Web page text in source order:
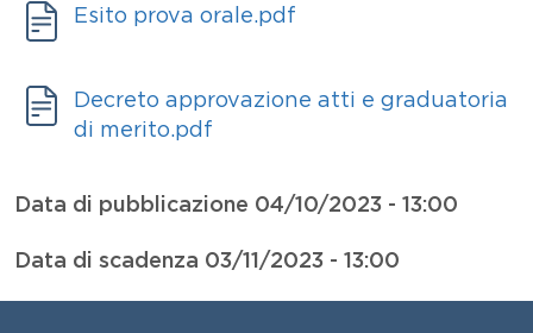
Allegati
Documento
Esito prova orale.pdf
Allegati
Documento
Decreto approvazione atti e graduatoria
di merito.pdf
Data di pubblicazione 04/10/2023 - 13:00
Data di scadenza 03/11/2023 - 13:00